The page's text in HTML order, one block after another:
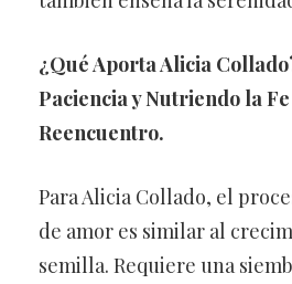
¿Qué Aporta Alicia
Paciencia y Nutriendo la
Reencuentro.
Para Alicia Collado, el
de amor es similar al
semilla. Requiere una